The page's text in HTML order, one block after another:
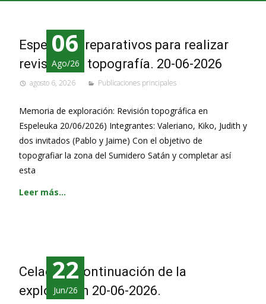
06
Ago/26
Espeluka, preparativos para realizar
revisión de topografía. 20-06-2026
agosto 6, 2026 Publicaciones principales
Memoria de exploración: Revisión topográfica en
Espeleuka 20/06/2026) Integrantes: Valeriano, Kiko, Judith y
dos invitados (Pablo y Jaime) Con el objetivo de
topografiar la zona del Sumidero Satán y completar así
esta
Leer más…
22
Jun/26
Celadilla, continuación de la
exploración 20-06-2026.